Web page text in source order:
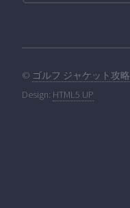
© ゴルフ ジャケット攻
Design: HTML5 UP